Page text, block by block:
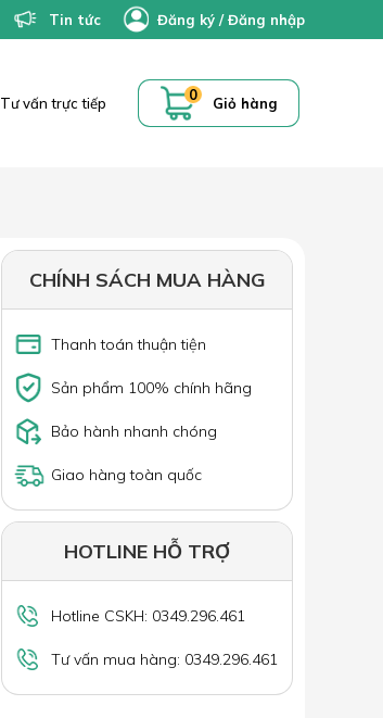
Tin tức Đăng ký /Đăng nhập
Tư vấn trực tiếp 0 Giỏ hàng
CHÍNH SÁCH MUA HÀNG
Thanh toán thuận tiện
Sản phẩm 100% chính hãng
Bảo hành nhanh chóng
Giao hàng toàn quốc
HOTLINE HỖ TRỢ
Hotline CSKH: 0349.296.461
Tư vấn mua hàng: 0349.296.461